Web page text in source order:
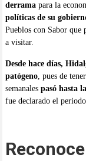
derramapara la
políticas de su
Pueblos con Sabor
a visitar.
Desde hace días,
patógeno, pues de
semanales pasó hasta
fue declarado el